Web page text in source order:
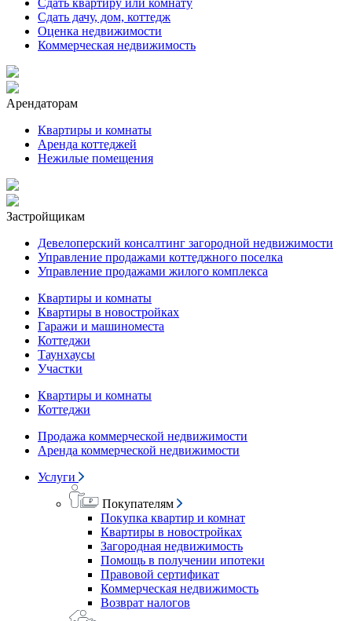
Сдать квартиру или комнату
Сдать дачу, дом, коттедж
Оценка недвижимости
Коммерческая недвижимость
Арендаторам
Квартиры и комнаты
Аренда коттеджей
Нежилые помещения
Застройщикам
Девелоперский консалтинг загородной недвижимости
Управление продажами коттеджного поселка
Управление продажами жилого комплекса
Квартиры и комнаты
Квартиры в новостройках
Гаражи и машиноместа
Коттеджи
Таунхаусы
Участки
Квартиры и комнаты
Коттеджи
Продажа коммерческой недвижимости
Аренда коммерческой недвижимости
Услуги
Покупателям
Покупка квартир и комнат
Квартиры в новостройках
Загородная недвижимость
Помощь в получении ипотеки
Правовой сертификат
Коммерческая недвижимость
Возврат налогов